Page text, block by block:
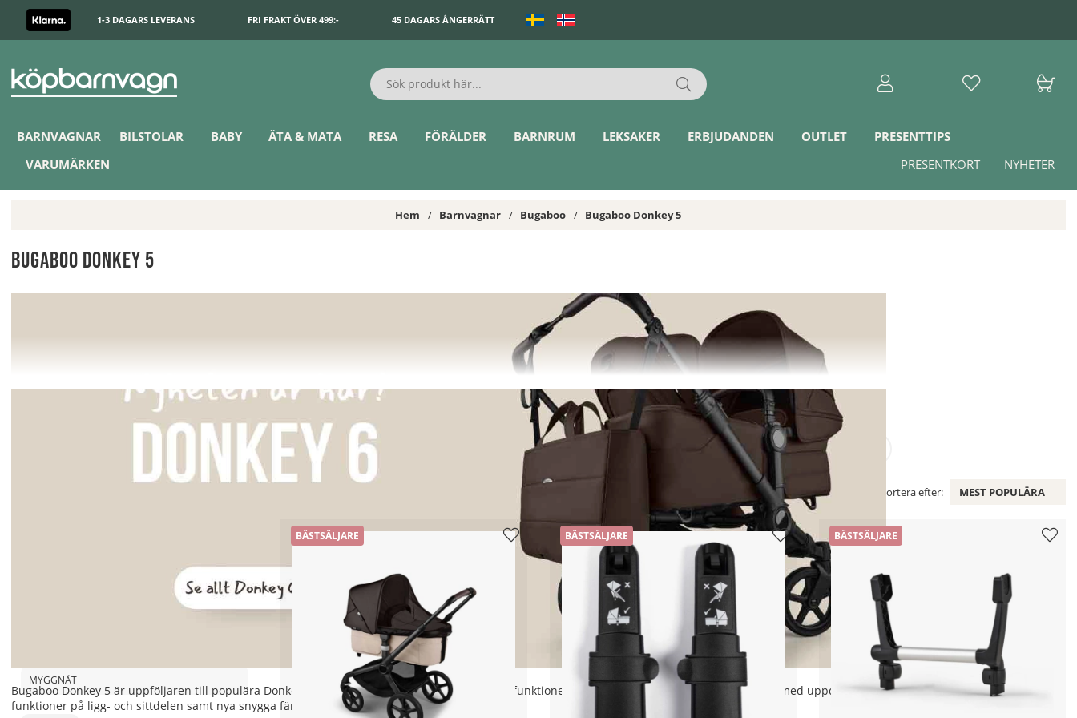
1-3 DAGARS LEVERANS FRI FRAKT ÖVER 499:- 45 DAGARS ÅNGERRÄTT
BARNVAGNAR BILSTOLAR BABY ÄTA & MATA RESA FÖRÄLDER BARNRUM LEKSAKER ERBJUDANDEN OUTLET
PRESENTTIPS
VARUMÄRKEN
NYHETER
PRESENTKORT
Hem Barnvagnar Bugaboo Bugaboo Donkey 5
Bugaboo Donkey 5
Bugaboo Donkey 5 är uppföljaren till populära Donkey 3. Med det flexibla chassit och smarta funktioner har Bugaboo lanserat den här vagnen med uppdaterade
funktioner på ligg- och sittdelen samt nya snygga färger på både textilier och underrede.
THULE JOOLZ MAXI-COSI JOIE STOKKE EMMALJUNGA
Sortera efter: MEST POPULÄRA
MYGGNÄT
BÄSTSÄLJARE BÄSTSÄLJARE BÄSTSÄLJARE